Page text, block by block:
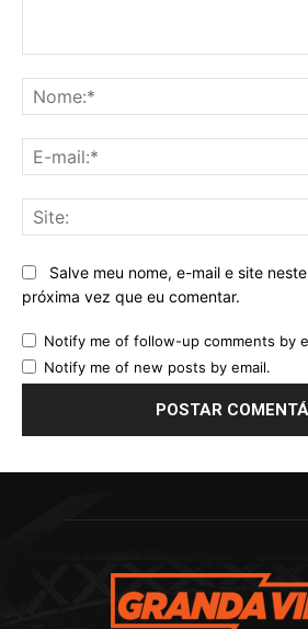
Salve meu nome, e-mail e site
próxima vez que eu comentar.
Notify me of follow-up comments by
Notify me of new posts by email.